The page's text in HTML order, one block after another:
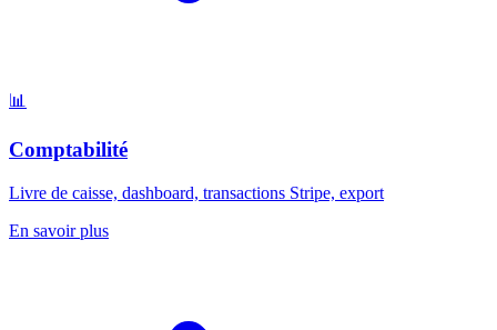
📊
Comptabilité
Livre de caisse, dashboard, transactions Stripe, export
En savoir plus